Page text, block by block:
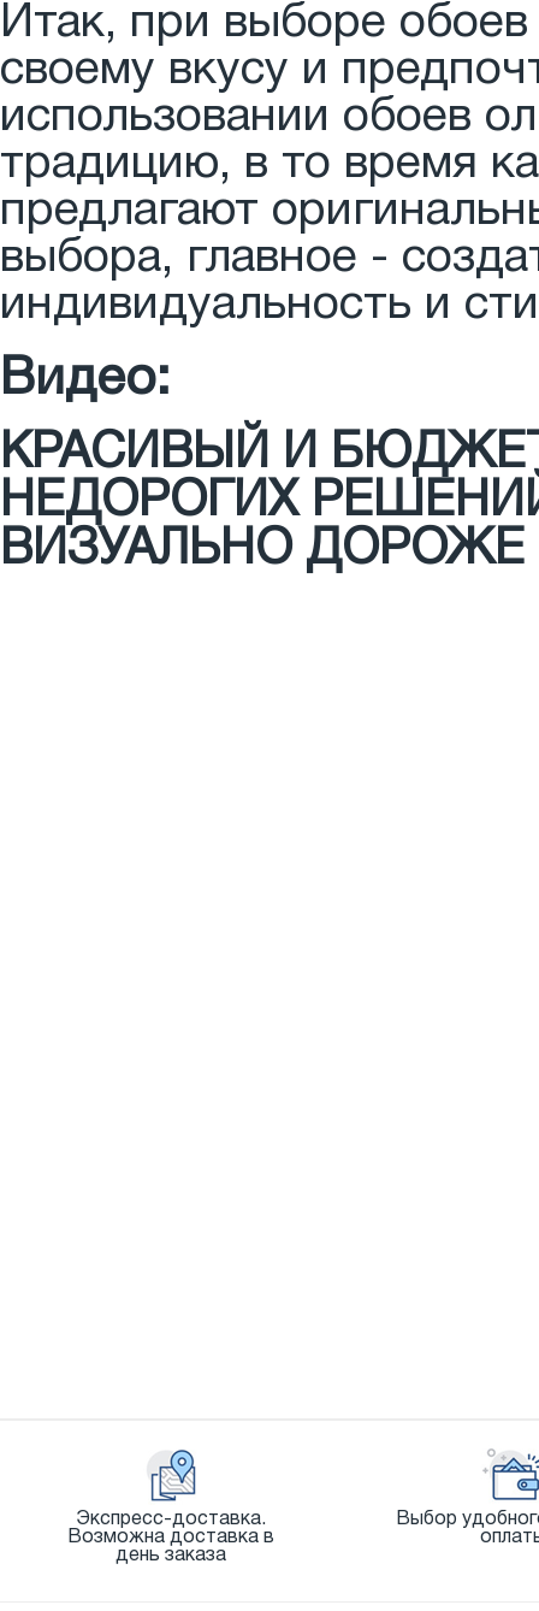
Итак, при выборе
своему вкусу и
использовании обоев
традицию, в то время
предлагают
выбора, главное -
индивидуальность и
Видео:
КРАСИВЫЙ И
НЕДОРОГИХ
ВИЗУАЛЬНО ДОРОЖЕ
Экспресс-доставка.
Возможна доставка в
день заказа
Выбор